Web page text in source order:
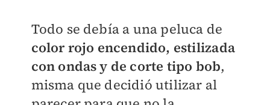
Todo se debía a una peluca de
color rojo encendido, estilizada
con ondas y de corte tipo bob,
misma que decidió utilizar al